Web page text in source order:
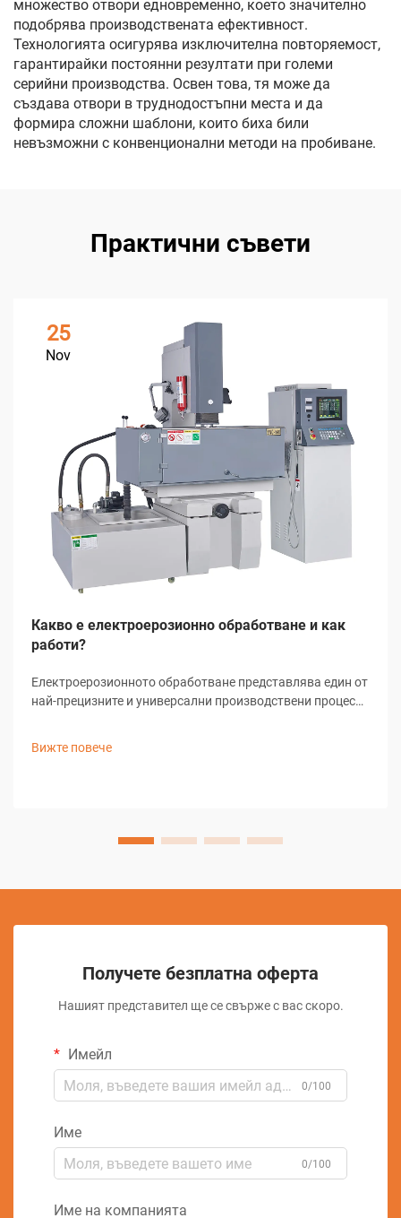
множество отвори едновременно, което значително
подобрява производствената ефективност.
Технологията осигурява изключителна повторяемост,
гарантирайки постоянни резултати при големи
серийни производства. Освен това, тя може да
създава отвори в труднодостъпни места и да
формира сложни шаблони, които биха били
невъзможни с конвенционални методи на пробиване.
Практични съвети
25
Nov
Какво е електроерозионно обработване и как
работи?
Електроерозионното обработване представлява един от
най-прецизните и универсални производствени процеси
Вижте повече
Получете безплатна оферта
Нашият представител ще се свърже с вас скоро.
Имейл
0/100
Име
0/100
Име на компанията